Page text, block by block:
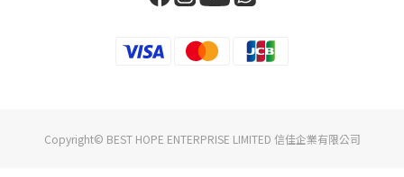
Copyright© BEST HOPE ENTERPRISE LIMITED 信佳企業有限公司